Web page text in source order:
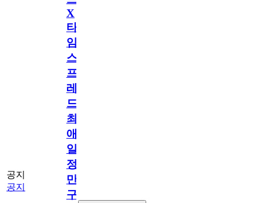
공지
공지
X
타
임
스
프
레
드]
최
애
일
정
만
구